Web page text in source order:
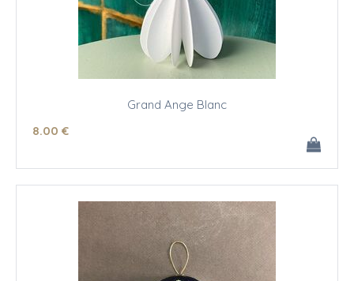
Grand Ange Blanc
8.00 €